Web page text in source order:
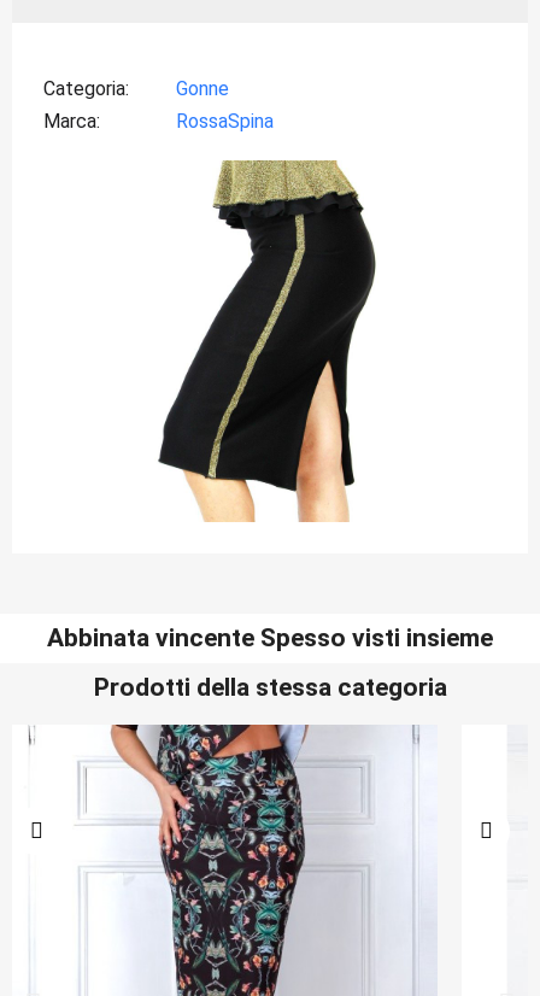
Categoria
Gonne
Marca
RossaSpina
Abbinata vincente Spesso visti insieme
Prodotti della stessa categoria